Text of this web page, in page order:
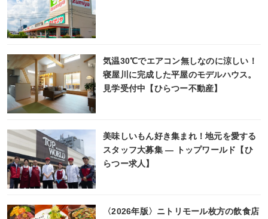
気温30℃でエアコン無しなのに涼しい！
寝屋川に完成した平屋のモデルハウス。
見学受付中【ひらつー不動産】
美味しいもん好き集まれ！地元を愛する
スタッフ大募集 ― トップワールド【ひ
らつー求人】
〈2026年版〉ニトリモール枚方の飲食店